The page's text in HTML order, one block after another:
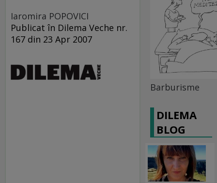
Iaromira POPOVICI
Publicat în Dilema Veche nr.
167 din 23 Apr 2007
Barburisme
DILEMA
BLOG